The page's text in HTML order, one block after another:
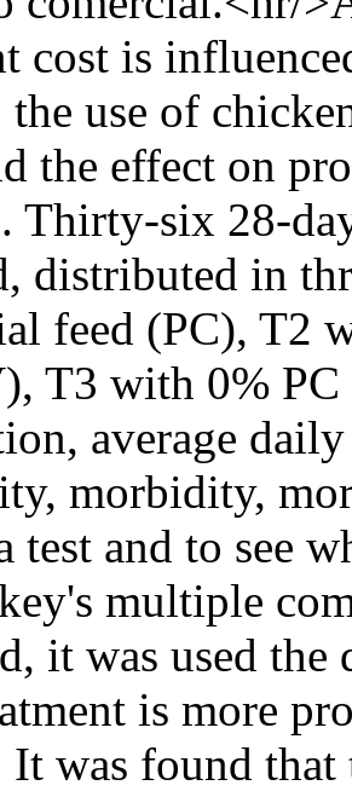
cost is
the use of
the effect on
Thirty-six 28-
distributed in
feed (PC), T2
T3 with 0%
average
morbidity,
test and to see
multiple
it was used
is more
It was found